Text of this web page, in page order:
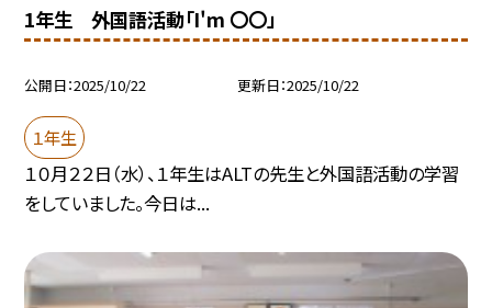
1年生 外国語活動「I'm 〇〇」
公開日 2025/10/22 更新日 2025/10/22
１年生
１０月２２日（水）、１年生はALTの先生と外国語活動の学習
をしていました。今日は...